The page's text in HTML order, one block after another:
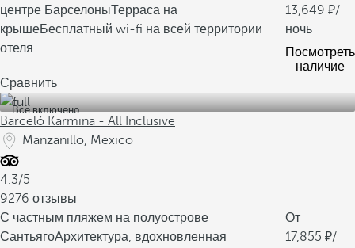
центре БарселоныТерраса на
крышеБесплатный wi-fi на всей территории
отеля
13,649
/
ночь
Посмотреть
наличие
Сравнить
Все включено
Barceló Karmina - All Inclusive
Manzanillo, Mexico
4.3/5
9276 отзывы
С частным пляжем на полуострове
СантьягоАрхитектура, вдохновленная
От
17,855
/